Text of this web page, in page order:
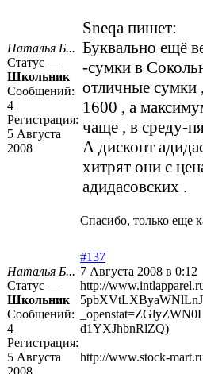
Наталья Б...
Статус —
Школьник
Сообщений:
4
Регистрация:
5 Августа
2008
Sneqa пишет:
Буквально ещё
-сумки в
отличные
1600 , а
чаще , в среду-
А дисконт
хитрят они с
адидасовских .
Спасибо, только еще
Наталья Б...
Статус —
Школьник
Сообщений:
4
Регистрация:
5 Августа
#137
7 Августа 2008 в 0:12
http://
d1YXJhbnRlZQ)
http://www.stock-